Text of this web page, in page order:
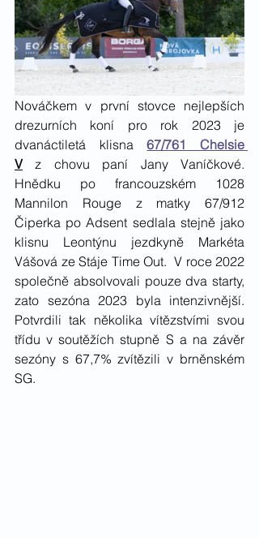
Nováčkem v první stovce nejlepších
drezurních koní pro rok 2023 je
dvanáctiletá klisna
V z chovu paní Jany Vaníčkové.
Hnědku po francouzském 1028
Mannilon Rouge z matky 67/912
Čiperka po Adsent sedlala stejně jako
klisnu Leontýnu jezdkyně Markéta
Vášová ze Stáje Time Out.  V roce 2022
společně absolvovali pouze dva starty,
zato sezóna 2023 byla intenzivnější.
Potvrdili tak několika vítězstvími svou
třídu v soutěžích stupně S a na závěr
sezóny s 67,7% zvítězili v brněnském
SG.